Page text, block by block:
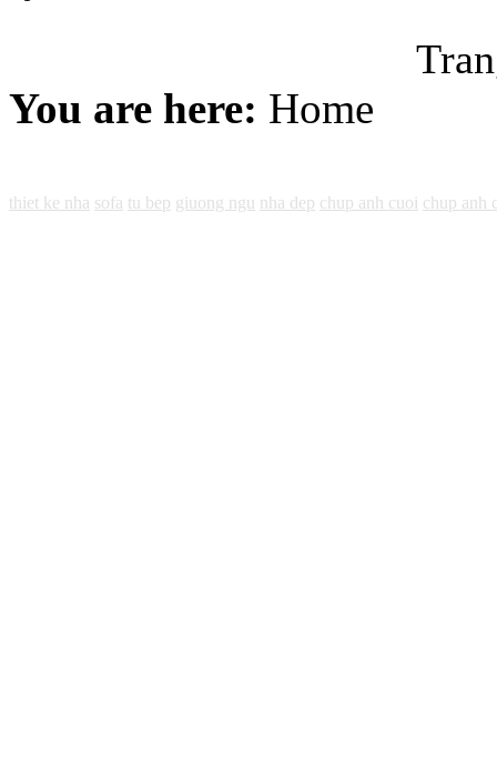
You are here: Home
thiet ke nha sofa tu bep giuong ngu nha dep chup anh cuoi chup anh